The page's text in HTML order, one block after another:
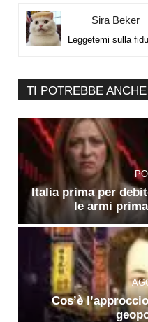
Sira Beker
Leggetemi sulla
TI POTREBBE
Italia prima per
le armi
Cos’è